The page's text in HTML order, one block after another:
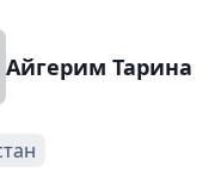
Айгерим Тарина